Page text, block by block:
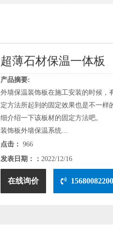
超薄石材保温一体板
产品摘要:
外墙保温装饰板在施工安装的时候，
定方法所起到的固定效果也是不一样
细介绍一下该板材的固定方法吧
装饰板外墙保温系统...
点击： 966
发表日期：： 2022/12/16
在线询价 15680082200